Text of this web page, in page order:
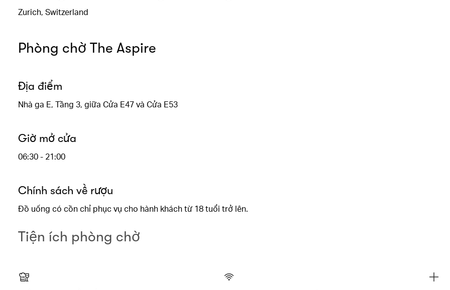
Zurich, Switzerland
Phòng chờ The Aspire
Địa điểm
Nhà ga E, Tầng 3, giữa Cửa E47 và Cửa E53
Giờ mở cửa
06:30 - 21:00
Chính sách về rượu
Đồ uống có cồn chỉ phục vụ cho hành khách từ 18 tuổi trở lên.
Tiện ích phòng chờ